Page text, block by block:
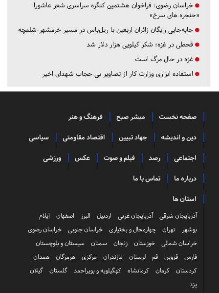
خراسان رضوی: فراخوان هشتمین کنگره سراسری شعر عاشورا
«حنجره های سرخ»
جابه‌جایی رایگان زائران اربعین با ریل‌باس در مسیر خرمشهر-شلمچه
قحطی در غزه؛ شکر کیلویی هزار دلار شد
غزه در حال مرگ است
استفاده ابزاری وزارت کار از تصاویر بی حجاب شهدای اخیر
صفحه نخست مبشر صبح فرهنگ و هنر
دین و اندیشه جهاد تبیین اقتصاد مقاومتی سیاسی
اجتماعی رصد فیلم و صوت عکس ورزشی
درباره ما تماس با ما
استان ها
آذربایجان شرقی آذربایجان غربی اردبیل البرز اصفهان
ایلام
بوشهر
تهران چهارمحال و بختیاری خراسان جنوبی
خراسان رضوی
خراسان شمالی
خوزستان زنجان سمنان
سیستان و بلوچستان
فارس
قزوین قم لرستان مازندران مرکزی هرمزگان
همدان
کردستان
کرمان کرمانشاه کهگیلویه و بویراحمد گلستان
گیلان
یزد